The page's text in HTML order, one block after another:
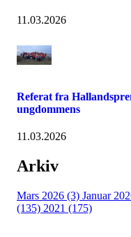
11.03.2026
Referat fra
ungdommens
11.03.2026
Arkiv
Mars 2026 (3) Januar
(135) 2021 (175)